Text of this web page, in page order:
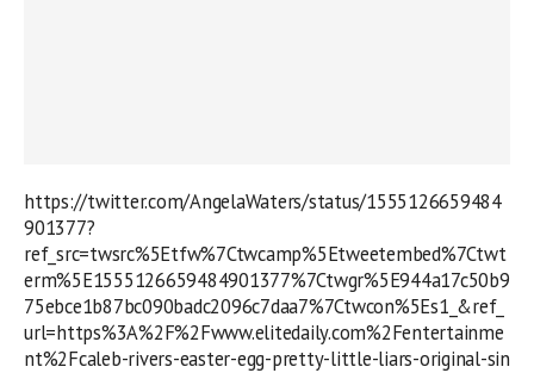
https://twitter.com/AngelaWaters/status/1555126659484
901377?
ref_src=twsrc%5Etfw%7Ctwcamp%5Etweetembed%7Ctwt
erm%5E1555126659484901377%7Ctwgr%5E944a17c50b9
75ebce1b87bc090badc2096c7daa7%7Ctwcon%5Es1_&ref_
url=https%3A%2F%2Fwww.elitedaily.com%2Fentertainme
nt%2Fcaleb-rivers-easter-egg-pretty-little-liars-original-sin